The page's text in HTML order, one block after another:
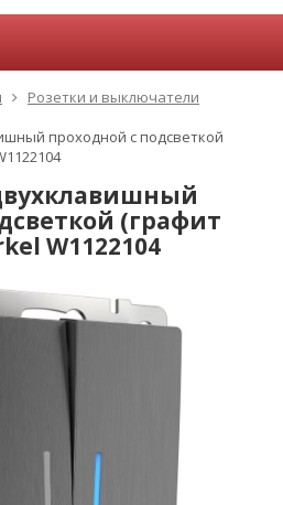
Розетки и выключатели
проходной с подсветкой
(графит
W1122104